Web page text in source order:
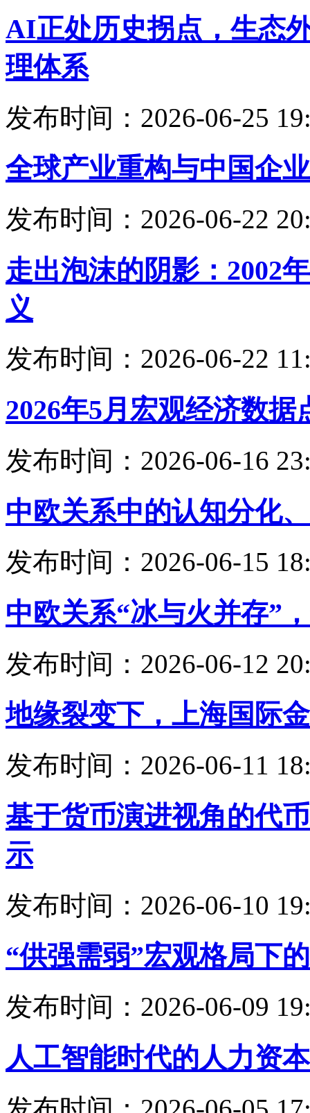
AI正处历史拐点，生态
理体系
发布时间：2026-06-25
全球产业重构与中国企
发布时间：2026-06-22
走出泡沫的阴影：2002
义
发布时间：2026-06-22
2026年5月宏观经济数据
发布时间：2026-06-16
中欧关系中的认知分化
发布时间：2026-06-15
中欧关系“冰与火并存”
发布时间：2026-06-12
地缘裂变下，上海国际
发布时间：2026-06-11
基于货币演进视角的代
示
发布时间：2026-06-10
“供强需弱”宏观格局下
发布时间：2026-06-09
人工智能时代的人力资